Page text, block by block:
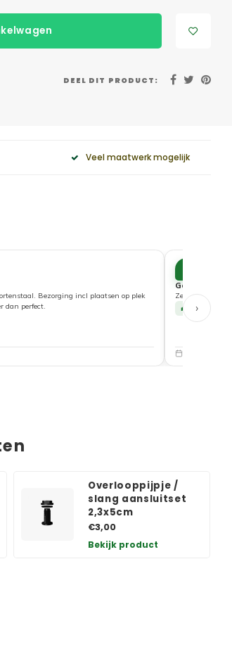
DEEL DIT PRODUCT:
Veel maatwerk mogelijk
Bezorging incl plaatsen op plek
dan perfect.
Goede
Zeer tevreden
Beveelt ons
›
Overlooppijpje /
slang aansluitset
2,3x5cm
€3,00
Bekijk product